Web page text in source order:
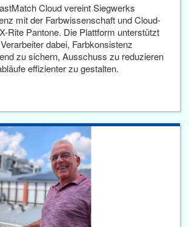
Cloud vereint Siegwerks
mit der Farbwissenschaft und Cloud-
Rite Pantone. Die Plattform unterstützt
dabei, Farbkonsistenz
zu sichern, Ausschuss zu reduzieren
effizienter zu gestalten.